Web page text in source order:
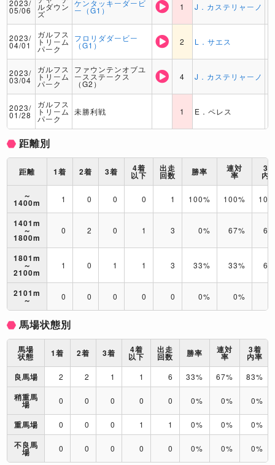
2023/
05/06 ルダウン
ズ
ケンタッキーダービ
ー（G1） 1 J．カステリャーノ
2023/
04/01
ガルフス
トリーム
パーク
フロリダダービー
（G1） 2 L．サエス
2023/
03/04
ガルフス
トリーム
パーク
ファウンテンオブユ
ースステークス
（G2）
4 J．カステリャーノ
2023/
01/28
ガルフス
トリーム
パーク
未勝利戦 1 E．ペレス
距離別
距離 1着 2着 3着 4着
以下
出走
回数 勝率 連対
率
3
内
～
1400m 1 0 0 0 1 100% 100%
1401m
～
1800m
0 2 0 1 3 0% 67%
1801m
～
2100m
1 0 1 1 3 33% 33%
2101m
～ 0 0 0 0 0 0% 0%
馬場状態別
馬場
状態 1着 2着 3着 4着
以下
出走
回数 勝率 連対
率
3着
内率
良馬場
2 2 1 1 6 33% 67% 83%
稍重馬
場 0 0 0 0 0 0% 0% 0%
重馬場 0 0 0 1 1 0% 0% 0%
不良馬
場 0 0 0 0 0 0% 0% 0%